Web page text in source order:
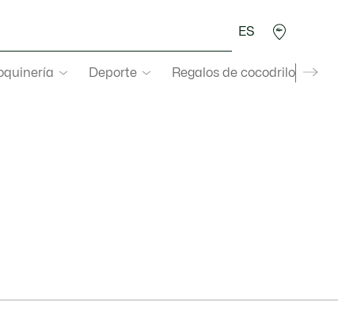
Deporte Regalos de cocodrilo
ES